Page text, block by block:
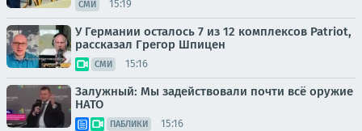
СМИ 15:19
У Германии осталось 7 из 12 комплексов Patriot,
рассказал Грегор Шпицен
СМИ 15:16
Залужный: Мы задействовали почти всё оружие
НАТО
ПАБЛИКИ 15:16